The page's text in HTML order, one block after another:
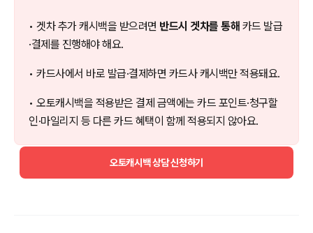
• 겟차 추가 캐시백을 받으려면 반드시 겟차를 통해 카드 발급
·결제를 진행해야 해요.
• 카드사에서 바로 발급·결제하면 카드사 캐시백만 적용돼요.
• 오토캐시백을 적용받은 결제 금액에는 카드 포인트·청구할
인·마일리지 등 다른 카드 혜택이 함께 적용되지 않아요.
오토캐시백 상담 신청하기